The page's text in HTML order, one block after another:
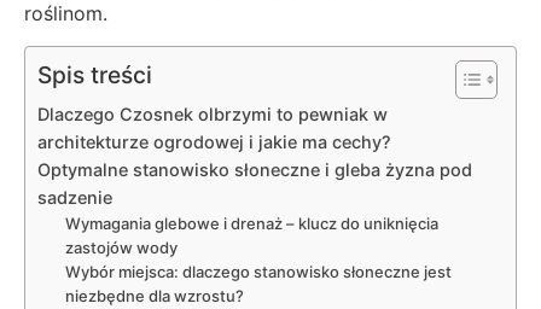
roślinom.
Spis treści
Dlaczego Czosnek olbrzymi to pewniak w
architekturze ogrodowej i jakie ma cechy?
Optymalne stanowisko słoneczne i gleba żyzna pod
sadzenie
Wymagania glebowe i drenaż – klucz do uniknięcia
zastojów wody
Wybór miejsca: dlaczego stanowisko słoneczne jest
niezbędne dla wzrostu?